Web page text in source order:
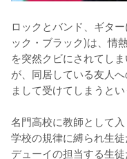
ロックとバンド、ギタ
ック・ブラック)は、情
を突然クビにされてし
が、同居している友人
まして受けてしまうと
名門高校に教師として
学校の規律に縛られ生徒
デューイの担当する生